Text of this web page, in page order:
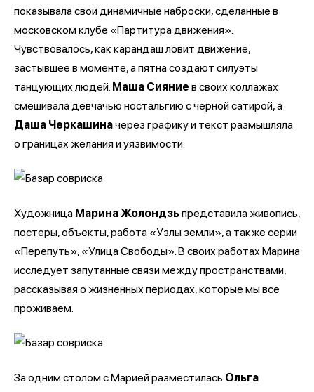
показывала свои динамичные наброски, сделанные в
московском клубе «Партитура движения».
Чувствовалось, как карандаш ловит движение,
застывшее в моменте, а пятна создают силуэты
танцующих людей. Маша Сияние в своих коллажах
смешивала девчачью ностальгию с черной сатирой, а
Даша Черкашиначерез графику и текст размышляла
о границах желания и уязвимости.
Художница Марина Жолондзьпредставила живопись,
постеры, объекты, работа «Узлы земли», а также серии
«Перепуть», «Улица Свободы». В своих работах Марина
исследует запутанные связи между пространствами,
рассказывая о жизненных периодах, которые мы все
проживаем.
За одним столом с Марией разместилась Ольга